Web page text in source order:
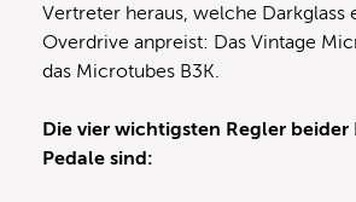
Vertreter heraus, welche Darkglass
Overdrive anpreist: Das Vintage
das Microtubes B3K.
Die vier wichtigsten Regler beider
Pedale sind: